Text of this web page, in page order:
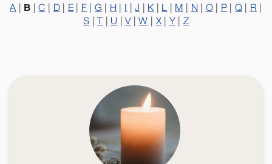
A B |C D| E| F G H I |J K L M N O| P| Q R
S |T U |V|W X| Y| Z